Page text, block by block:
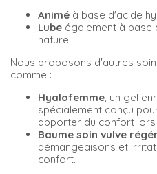
Animé à base d'acide
Lube également à base
naturel.
Nous proposons d'autres
comme :
Hyalofemme, un gel
spécialement conçu
apporter du confort
Baume soin vulve
démangeaisons et
confort.